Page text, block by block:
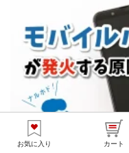
お気に入り カート